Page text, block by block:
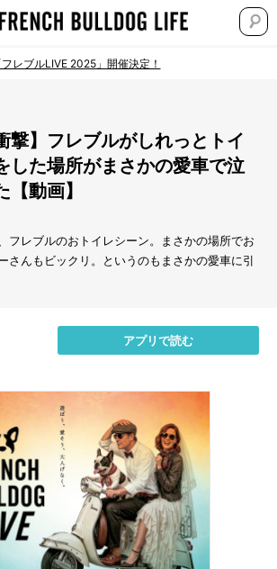
フレブルLIVE 2025」開催決定！
撃】フレブルがしれっとトイ
した場所がまさかの愛車で泣
【動画】
フレブルのおトイレシーン。まさかの場所でお
さんもビックリ。というのもまさかの愛車に引
アプリで読む